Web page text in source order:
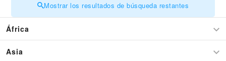
Mostrar los resultados de búsqueda restantes
África
Asia